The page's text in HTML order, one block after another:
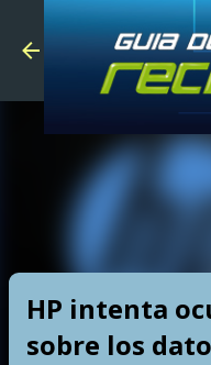
HP intenta
sobre los